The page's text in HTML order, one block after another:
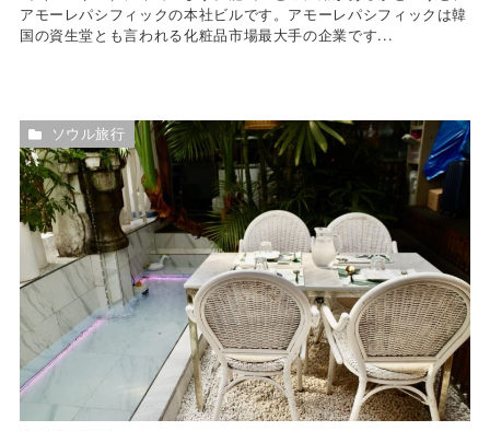
アモーレパシフィックの本社ビルです。アモーレパシフィックは韓
国の資生堂とも言われる化粧品市場最大手の企業です...
ソウル旅行